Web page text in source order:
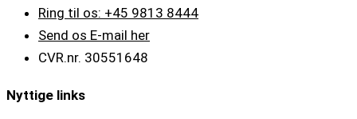
Ring til os: +45 9813 8444
Send os E-mail her
CVR.nr. 30551648
Nyttige links